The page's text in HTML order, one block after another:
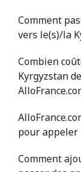
Comment
vers le(s)/la
Combien
Kyrgyzstan
pour appeler
Comment